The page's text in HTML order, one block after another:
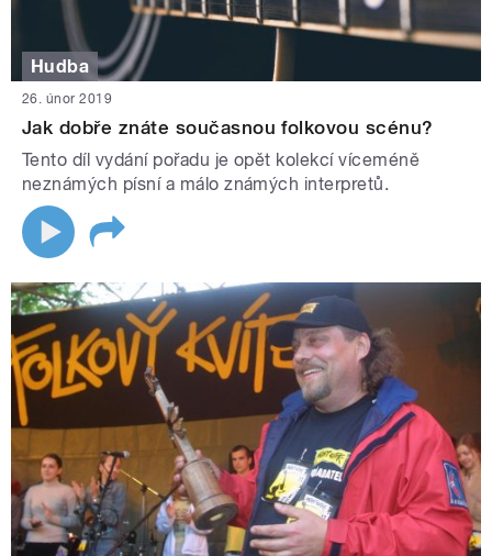
Hudba
26. únor 2019
Jak dobře znáte současnou folkovou scénu?
Tento díl vydání pořadu je opět kolekcí víceméně
neznámých písní a málo známých interpretů.